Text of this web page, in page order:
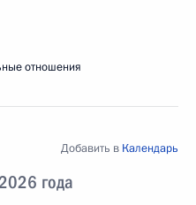
отношения
года
Добавить в Календарь